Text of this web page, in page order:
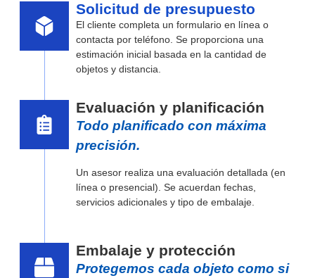
Solicitud de presupuesto
El cliente completa un formulario en línea o
contacta por teléfono. Se proporciona una
estimación inicial basada en la cantidad de
objetos y distancia.
Evaluación y planificación
Todo planificado con máxima
precisión.
Un asesor realiza una evaluación detallada (en
línea o presencial). Se acuerdan fechas,
servicios adicionales y tipo de embalaje.
Embalaje y protección
Protegemos cada objeto como si